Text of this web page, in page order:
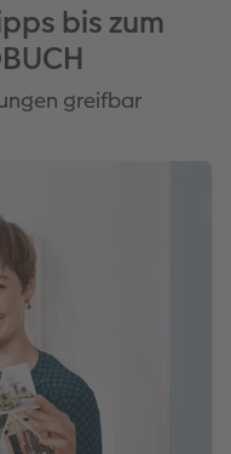
bis zum
greifbar